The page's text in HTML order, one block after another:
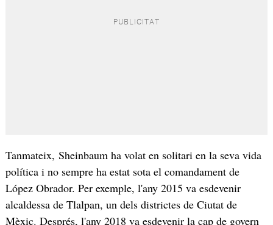
Tanmateix, Sheinbaum ha volat en solitari en la seva vida
política i no sempre ha estat sota el comandament de
López Obrador. Per exemple, l'any 2015 va esdevenir
alcaldessa de Tlalpan, un dels districtes de Ciutat de
Mèxic. Després, l'any 2018 va esdevenir la cap de govern